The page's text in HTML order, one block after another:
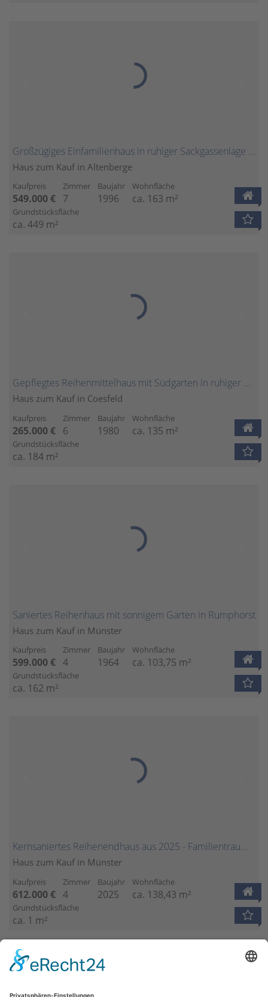
Großzügiges Einfamilienhaus in ruhiger Sackgassenlage - Mit Einliegerwohnung und unverbaubarem Grünblick
Haus zum Kauf in Altenberge
Kaufpreis
549.000 €
Zimmer
7
Baujahr
1996
Wohnfläche
ca. 163 m²
Grundstücksfläche
ca. 449 m²
Gepflegtes Reihenmittelhaus mit Südgarten in ruhiger Wohnlage von Coesfeld
Haus zum Kauf in Coesfeld
Kaufpreis
265.000 €
Zimmer
6
Baujahr
1980
Wohnfläche
ca. 135 m²
Grundstücksfläche
ca. 184 m²
Saniertes Reihenhaus mit sonnigem Garten in Rumphorst
Haus zum Kauf in Münster
Kaufpreis
599.000 €
Zimmer
4
Baujahr
1964
Wohnfläche
ca. 103,75 m²
Grundstücksfläche
ca. 162 m²
Kernsaniertes Reihenendhaus aus 2025 - Familientraum im Grünen!
Haus zum Kauf in Münster
Kaufpreis
612.000 €
Zimmer
4
Baujahr
2025
Wohnfläche
ca. 138,43 m²
Grundstücksfläche
ca. 1 m²
1 2 3 4 5